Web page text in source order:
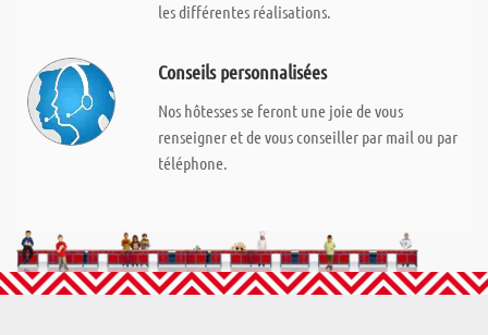
les différentes réalisations.
Conseils personnalisées
Nos hôtesses se feront une joie de vous
renseigner et de vous conseiller par mail ou par
téléphone.